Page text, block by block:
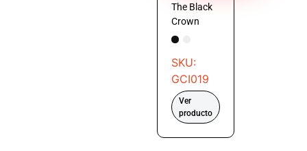
The Black
Crown
SKU:
GCI019
Ver
producto